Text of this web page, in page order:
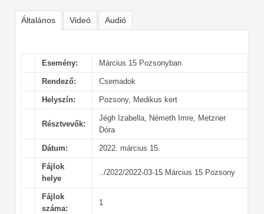
Általános Videó Audió
Esemény: Március 15 Pozsonyban
Rendező: Csemadok
Helyszín: Pozsony, Medikus kert
Résztvevők:
Jégh Izabella, Németh Imre, Metzner
Dóra
Dátum: 2022. március 15.
Fájlok
helye
../2022/2022-03-15 Március 15 Pozsony
Fájlok
száma:
1